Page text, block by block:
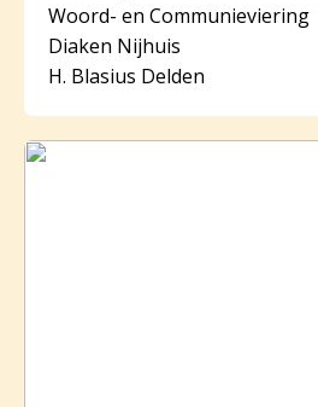
Woord- en Communieviering
Diaken Nijhuis
H. Blasius Delden